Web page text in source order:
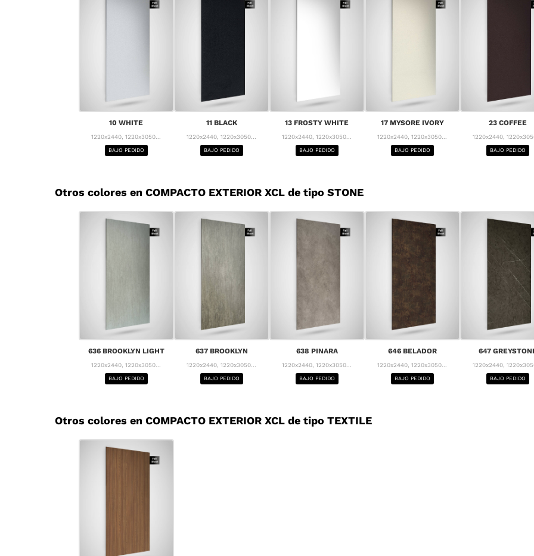
10 WHITE
1220x2440, 1220x3050...
BAJO PEDIDO
11 BLACK
1220x2440, 1220x3050...
BAJO PEDIDO
13 FROSTY WHITE
1220x2440, 1220x3050...
BAJO PEDIDO
17 MYSORE IVORY
1220x2440, 1220x3050...
BAJO PEDIDO
23 COFFEE
1220x2440,
BAJO PEDIDO
Otros colores en COMPACTO EXTERIOR XCL de tipo STONE
636 BROOKLYN LIGHT
1220x2440, 1220x3050...
BAJO PEDIDO
637 BROOKLYN
1220x2440, 1220x3050...
BAJO PEDIDO
638 PINARA
1220x2440, 1220x3050...
BAJO PEDIDO
646 BELADOR
1220x2440, 1220x3050...
BAJO PEDIDO
647
1220x2440,
BAJO PEDIDO
Otros colores en COMPACTO EXTERIOR XCL de tipo TEXTILE